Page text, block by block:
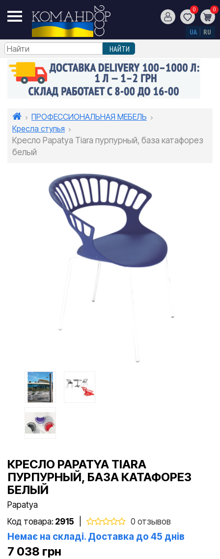
0 0
UA RU
ПРОФЕССИОНАЛЬНАЯ МЕБЕЛЬ
Кресла стулья
Кресло Papatya Tiara пурпурный, база катафорез
белый
КРЕСЛО PAPATYA TIARA
ПУРПУРНЫЙ, БАЗА КАТАФОРЕЗ
БЕЛЫЙ
Papatya
Код товара: 2915 0 отзывов
Немає на складі. Доставка до 45 днів
7 038 грн